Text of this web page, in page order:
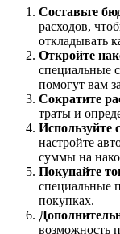
Составьте
расходов,
откладывать
Откройте
специальные
помогут вам
Сократите
траты и
Используйте
настройте
суммы на
Покупайте
специальные
покупках.
возможность